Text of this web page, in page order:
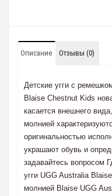
Описание Отзывы (0)
Детские угги с
Blaise Chestnut Kids
касается внешнего
молнией
оригинальностью
украшают обувь и
задавайтесь вопросом
угги UGG Australia
молнией Blaise UGG